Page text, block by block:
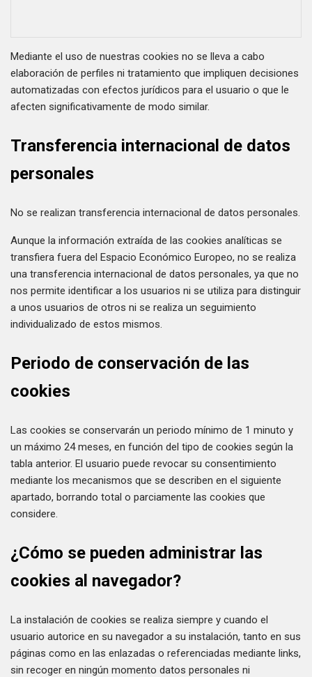
Mediante el uso de nuestras cookies no se lleva a cabo
elaboración de perfiles ni tratamiento que impliquen decisiones
automatizadas con efectos jurídicos para el usuario o que le
afecten significativamente de modo similar.
Transferencia internacional de datos
personales
No se realizan transferencia internacional de datos personales.
Aunque la información extraída de las cookies analíticas se
transfiera fuera del Espacio Económico Europeo, no se realiza
una transferencia internacional de datos personales, ya que no
nos permite identificar a los usuarios ni se utiliza para distinguir
a unos usuarios de otros ni se realiza un seguimiento
individualizado de estos mismos.
Periodo de conservación de las
cookies
Las cookies se conservarán un periodo mínimo de 1 minuto y
un máximo 24 meses, en función del tipo de cookies según la
tabla anterior. El usuario puede revocar su consentimiento
mediante los mecanismos que se describen en el siguiente
apartado, borrando total o parciamente las cookies que
considere.
¿Cómo se pueden administrar las
cookies al navegador?
La instalación de cookies se realiza siempre y cuando el
usuario autorice en su navegador a su instalación, tanto en sus
páginas como en las enlazadas o referenciadas mediante links,
sin recoger en ningún momento datos personales ni